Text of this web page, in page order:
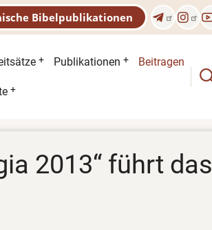
Bibelpublikationen
Publikationen Beitragen
2013“ führt das